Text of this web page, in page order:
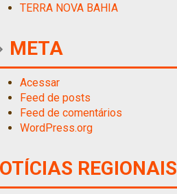
TERRA NOVA BAHIA
META
Acessar
Feed de posts
Feed de comentários
WordPress.org
REGIONAIS